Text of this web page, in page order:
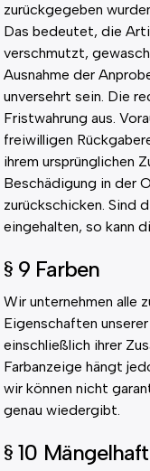
zurückgegeben
Das bedeutet, die
verschmutzt,
Ausnahme der
unversehrt sein. Die
Fristwahrung aus.
freiwilligen
ihrem ursprünglichen
Beschädigung in der
zurückschicken. Sind
eingehalten, so kann
§ 9 Farben
Wir unternehmen alle
Eigenschaften
einschließlich ihrer
Farbanzeige hängt
wir können nicht
genau wiedergibt.
§ 10